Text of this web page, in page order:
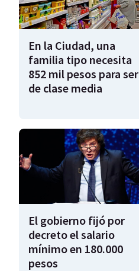
En la Ciudad, una
familia tipo necesita
852 mil pesos para ser
de clase media
El gobierno fijó por
decreto el salario
mínimo en 180.000
pesos